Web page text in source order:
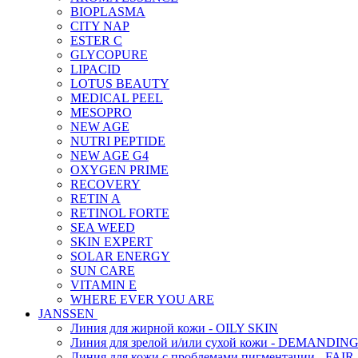
BIOPLASMA
CITY NAP
ESTER C
GLYCOPURE
LIPACID
LOTUS BEAUTY
MEDICAL PEEL
MESOPRO
NEW AGE
NUTRI PEPTIDE
NEW AGE G4
OXYGEN PRIME
RECOVERY
RETIN A
RETINOL FORTE
SEA WEED
SKIN EXPERT
SOLAR ENERGY
SUN CARE
VITAMIN E
WHERE EVER YOU ARE
JANSSEN
Линия для жирной кожи - OILY SKIN
Линия для зрелой и/или сухой кожи -